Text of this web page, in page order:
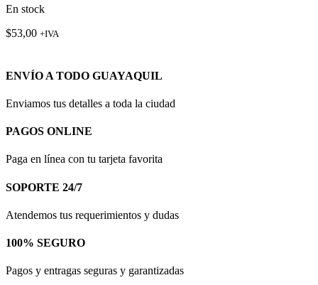
En stock
$53,00 +IVA
ENVÍO A TODO GUAYAQUIL
Enviamos tus detalles a toda la ciudad
PAGOS ONLINE
Paga en línea con tu tarjeta favorita
SOPORTE 24/7
Atendemos tus requerimientos y dudas
100% SEGURO
Pagos y entragas seguras y garantizadas